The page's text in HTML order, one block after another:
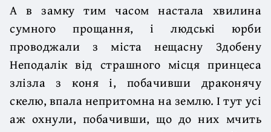
А в замку тим часом настала хвилина
сумного прощання, і людські юрби
проводжали з міста нещасну Здобену
Неподалік від страшного місця принцеса
злізла з коня і, побачивши драконячу
скелю, впала непритомна на землю. І тут усі
аж охнули, побачивши, що до них мчить